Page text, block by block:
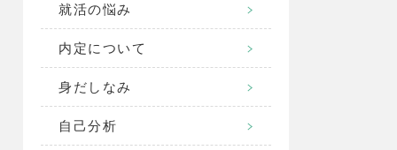
就活の悩み
内定について
身だしなみ
自己分析